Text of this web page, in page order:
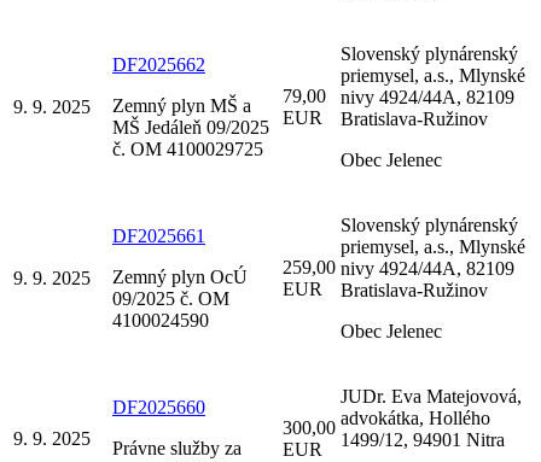
9. 9. 2025
DF2025662
Zemný plyn MŠ a
MŠ Jedáleň 09/2025
č. OM 4100029725
79,00
EUR
Slovenský plynárenský
priemysel, a.s., Mlynské
nivy 4924/44A, 82109
Bratislava-Ružinov
Obec Jelenec
9. 9. 2025
DF2025661
Zemný plyn OcÚ
09/2025 č. OM
4100024590
259,00
EUR
Slovenský plynárenský
priemysel, a.s., Mlynské
nivy 4924/44A, 82109
Bratislava-Ružinov
Obec Jelenec
9. 9. 2025
DF2025660
Právne služby za
300,00
EUR
JUDr. Eva Matejovová,
advokátka, Hollého
1499/12, 94901 Nitra